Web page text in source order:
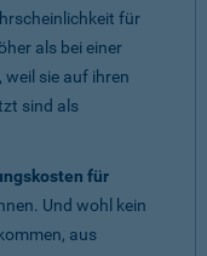
für
als bei einer
sie auf ihren
sind als
für
Und wohl kein
aus